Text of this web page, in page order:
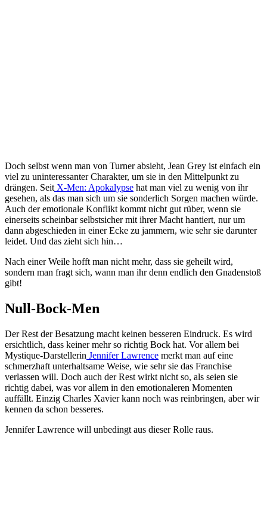
Doch selbst wenn man von Turner absieht, Jean Grey ist einfach ein
viel zu uninteressanter Charakter, um sie in den Mittelpunkt zu
drängen. Seit X-Men: Apokalypse hat man viel zu wenig von ihr
gesehen, als das man sich um sie sonderlich Sorgen machen würde.
Auch der emotionale Konflikt kommt nicht gut rüber, wenn sie
einerseits scheinbar selbstsicher mit ihrer Macht hantiert, nur um
dann abgeschieden in einer Ecke zu jammern, wie sehr sie darunter
leidet. Und das zieht sich hin…
Nach einer Weile hofft man nicht mehr, dass sie geheilt wird,
sondern man fragt sich, wann man ihr denn endlich den Gnadenstoß
gibt!
Null-Bock-Men
Der Rest der Besatzung macht keinen besseren Eindruck. Es wird
ersichtlich, dass keiner mehr so richtig Bock hat. Vor allem bei
Mystique-Darstellerin Jennifer Lawrence merkt man auf eine
schmerzhaft unterhaltsame Weise, wie sehr sie das Franchise
verlassen will. Doch auch der Rest wirkt nicht so, als seien sie
richtig dabei, was vor allem in den emotionaleren Momenten
auffällt. Einzig Charles Xavier kann noch was reinbringen, aber wir
kennen da schon besseres.
Jennifer Lawrence will unbedingt aus dieser Rolle raus.